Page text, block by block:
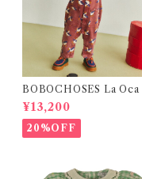
BOBOCHOSES La Oca
over woven overall /
¥13,200
20%OFF